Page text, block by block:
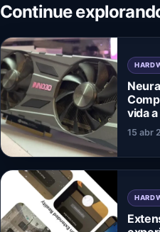
Continue
vida
15 abr